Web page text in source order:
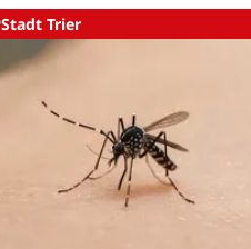
Stadt Trier